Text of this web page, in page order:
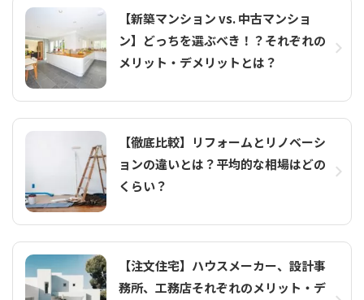
【新築マンション vs. 中古マンショ
ン】どっちを選ぶべき！？それぞれの
メリット・デメリットとは？
【徹底比較】リフォームとリノベーシ
ョンの違いとは？平均的な相場はどの
くらい？
【注文住宅】ハウスメーカー、設計事
務所、工務店それぞれのメリット・デ